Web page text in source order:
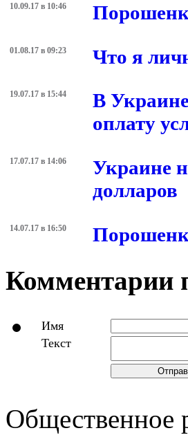
10.09.17 в 10:46
01.08.17 в 09:23 Что я
19.07.17 в 15:44
В
оплату
17.07.17 в 14:06
Украине
долларов
14.07.17 в 16:50
Комментарии
Имя
Текст
Общественное